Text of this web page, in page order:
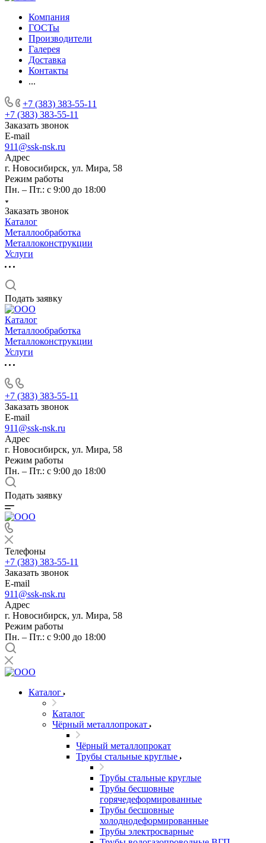
Компания
ГОСТы
Производители
Галерея
Доставка
Контакты
...
+7 (383) 383-55-11
+7 (383) 383-55-11
Заказать звонок
E-mail
911@ssk-nsk.ru
Адрес
г. Новосибирск, ул. Мира, 58
Режим работы
Пн. – Пт.: с 9:00 до 18:00
Заказать звонок
Каталог
Металлообработка
Металлоконструкции
Услуги
Подать заявку
Каталог
Металлообработка
Металлоконструкции
Услуги
+7 (383) 383-55-11
Заказать звонок
E-mail
911@ssk-nsk.ru
Адрес
г. Новосибирск, ул. Мира, 58
Режим работы
Пн. – Пт.: с 9:00 до 18:00
Подать заявку
Телефоны
+7 (383) 383-55-11
Заказать звонок
E-mail
911@ssk-nsk.ru
Адрес
г. Новосибирск, ул. Мира, 58
Режим работы
Пн. – Пт.: с 9:00 до 18:00
Каталог
Каталог
Чёрный металлопрокат
Чёрный металлопрокат
Трубы стальные круглые
Трубы стальные круглые
Трубы бесшовные
горячедеформированные
Трубы бесшовные
холоднодеформированные
Трубы электросварные